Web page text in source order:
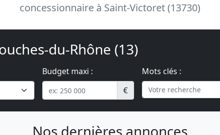
concessionnaire à Saint-Victoret (13730)
du-Rhône (13)
Budget maxi :
€
Mots clés :
Nos dernières annonces